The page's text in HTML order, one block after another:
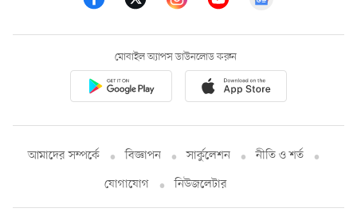
মোবাইল অ্যাপস ডাউনলোড করুন
আমাদের সম্পর্কে বিজ্ঞাপন সার্কুলেশন
নীতি ও শর্ত
যোগাযোগ
নিউজলেটার